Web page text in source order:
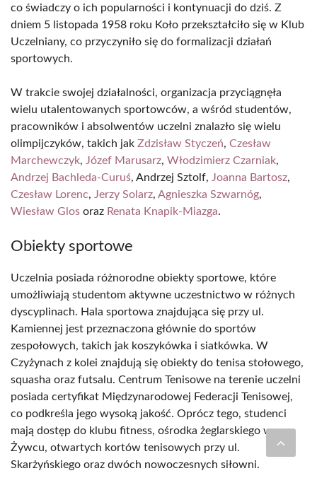
co świadczy o ich popularności i kontynuacji do dziś. Z
dniem 5 listopada 1958 roku Koło przekształciło się w Klub
Uczelniany, co przyczyniło się do formalizacji działań
sportowych.
W trakcie swojej działalności, organizacja przyciągnęła
wielu utalentowanych sportowców, a wśród studentów,
pracowników i absolwentów uczelni znalazło się wielu
olimpijczyków, takich jak Zdzisław Styczeń, Czesław
Marchewczyk, Józef Marusarz, Włodzimierz Czarniak,
Andrzej Bachleda-Curuś, Andrzej Sztolf, Joanna Bartosz,
Czesław Lorenc, Jerzy Solarz, Agnieszka Szwarnóg,
Wiesław Glos oraz Renata Knapik-Miazga.
Obiekty sportowe
Uczelnia posiada różnorodne obiekty sportowe, które
umożliwiają studentom aktywne uczestnictwo w różnych
dyscyplinach. Hala sportowa znajdująca się przy ul.
Kamiennej jest przeznaczona głównie do sportów
zespołowych, takich jak koszykówka i siatkówka. W
Czyżynach z kolei znajdują się obiekty do tenisa stołowego,
squasha oraz futsalu. Centrum Tenisowe na terenie uczelni
posiada certyfikat Międzynarodowej Federacji Tenisowej,
co podkreśla jego wysoką jakość. Oprócz tego, studenci
mają dostęp do klubu fitness, ośrodka żeglarskiego w
Żywcu, otwartych kortów tenisowych przy ul.
Skarżyńskiego oraz dwóch nowoczesnych siłowni.